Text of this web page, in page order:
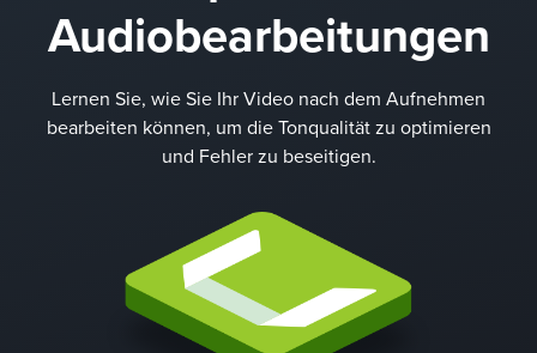
Audiobearbeitungen
Lernen Sie, wie Sie Ihr Video nach dem Aufnehmen
bearbeiten können, um die Tonqualität zu optimieren
und Fehler zu beseitigen.